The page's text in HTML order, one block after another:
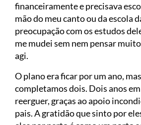
financeiramente e precisava
mão do meu canto ou da escola
preocupação com os estudos
me mudei sem nem pensar
agi.
O plano era ficar por um ano,
completamos dois. Dois anos
reerguer, graças ao apoio
pais. A gratidão que sinto por